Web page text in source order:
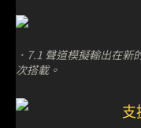
．7.1 聲道模擬輸出在
次搭載。